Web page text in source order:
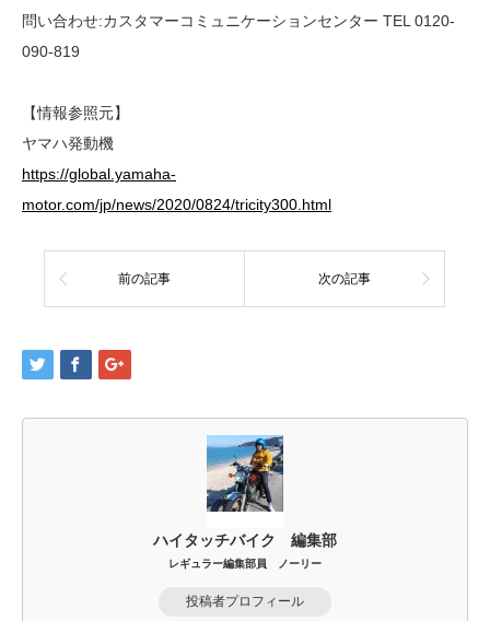
問い合わせ:カスタマーコミュニケーションセンター TEL 0120-
090-819
【情報参照元】
ヤマハ発動機
https://global.yamaha-
motor.com/jp/news/2020/0824/tricity300.html
前の記事 次の記事
ハイタッチバイク 編集部
レギュラー編集部員 ノーリー
投稿者プロフィール